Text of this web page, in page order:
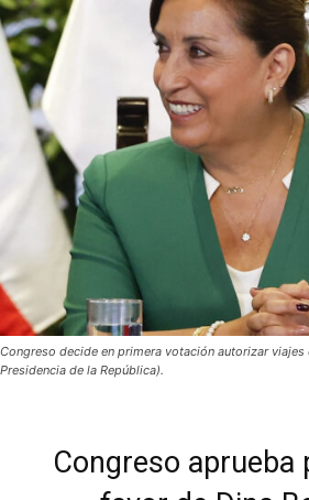
Congreso decide en primera votación autorizar viajes
Presidencia de la República).
Congreso aprueba